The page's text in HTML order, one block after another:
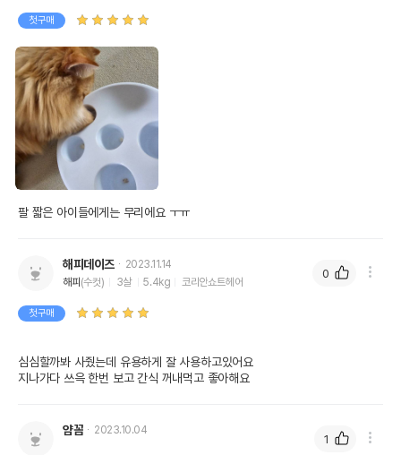
상품 필수 정보
경우 그에 대한 사항
제조자,수입품의 경우
수입자를 함께 표기
첫구매
팔 짧은 아이들에게는 무리에요 ㅜㅠ
해피데이즈
2023.11.14
해피 (수컷) 3살 5.4kg 코리안쇼트헤어
첫구매
심심할까봐 사줬는데 유용하게 잘 사용하고있어요
지나가다 쓰윽 한번 보고 간식 꺼내먹고 좋아해요
0
얌꼼 2023.10.04
1